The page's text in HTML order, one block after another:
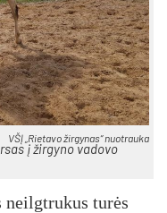
VŠĮ „Rietavo žirgynas“ nuotrauka
į žirgyno vadovo
tu­rės